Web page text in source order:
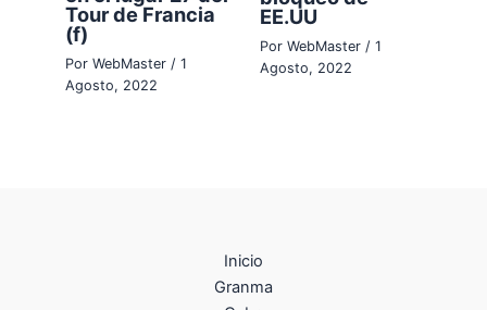
Tour de Francia
(f)
PorWebMaster/1
Agosto, 2022
EE.UU
Por WebMaster / 1
Agosto, 2022
Inicio
Granma